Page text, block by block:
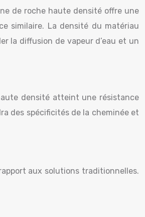
de roche haute densité offre une
similaire. La densité du matériau
la diffusion de vapeur d’eau et un
densité atteint une résistance
des spécificités de la cheminée et
aux solutions traditionnelles.